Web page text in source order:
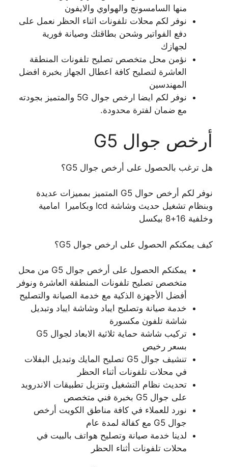
منها السامسونج والهواوي والايفون
نوفر لكم محلات تلفونات اثناء الحظر نعمل على
دفع الفواتير وشحن بطاقتك وصيانة فورية
لجهازك
نؤمن محل متخصص تصليح تلفونات المنطقة
العاشرة لتصليح كافة اعطال الجهاز بخبرة افضل
المهندسين
نوفر لكم ايضا ارخص جوال 5G والمتميز بجودته
مع ضمان لفترة محدودة.
أرخص جوال G5
هل ترغب بالحصول على أرخص جوال G5؟
نوفر لكم أرخص حوال G5 المتميز بمميزات عديدة
وبنظام تشغيل حديث وشاشة lcd وبكاميرا امامية
وخلفية 16+8 بيكسل
كيف يمكنكم الحصول على ارخص جوال G5؟
يمكنكم الحصول على أرخص جوال G5 من محل
متخصص تصليح تلفونات المنطقة العاشرة ونوفر
أفضل الأجهزة الذكية مع خدمة الصيانة والتصليح
خدمة صيانة وتصليح ايباد وشاشة ايباد وتبديل
شاشة تلفون مكسورة
تركيب شاشة حماية ثلاثية الابعاد لجوال G5
بسعر رخيص
تنشيف جوال G5 تصليح المايك وتبديل البفلات
في محلات تلفونات أثناء الحظر
تحديث نظام التشغيل وتنزيل تطبيقات الاندرويد
على جوال G5 بخبرة فني متخصص
نورد للعملاء في كافة مناطق الكويت أرخص
جوال G5 مع كفالة لمدة عام
لدينا خدمة صيانة وتصليح هواتف بالبيت في
محلات تلفونات أثناء الحظر